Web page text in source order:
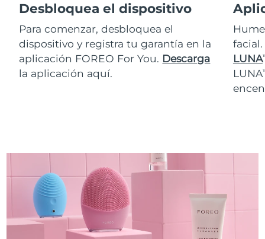
Desbloquea el dispositivo
Para comenzar, desbloquea el
dispositivo y registra tu garantía en la
aplicación FOREO For You. Descarga
la aplicación aquí.
LUNA
LUNA